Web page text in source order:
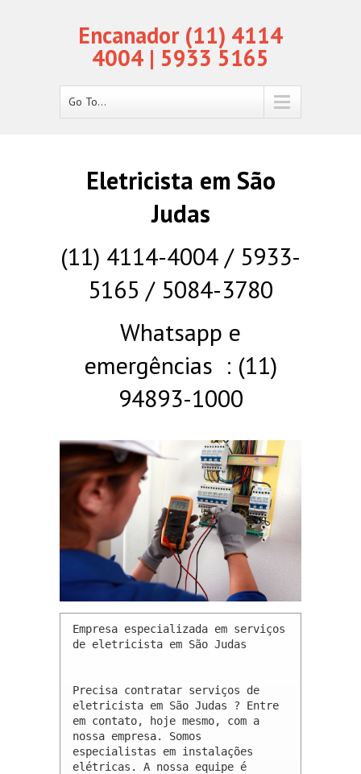
Encanador (11) 4114
4004 | 5933 5165
Go To...
Eletricista em São
Judas
(11) 4114-4004 / 5933-
5165 / 5084-3780
Whatsapp e
emergências : (11)
94893-1000
Empresa especializada em serviços
de eletricista em São Judas
Precisa contratar serviços de
eletricista em São Judas ? Entre
em contato, hoje mesmo, com a
nossa empresa. Somos
especialistas em instalações
elétricas. A nossa equipe é